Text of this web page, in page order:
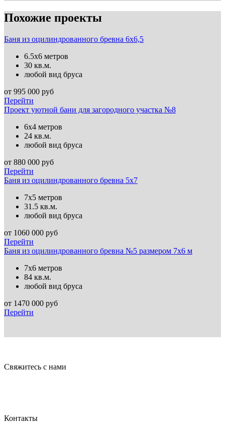
Похожие проекты
Баня из оцилиндрованного бревна 6х6,5
6.5х6 метров
30 кв.м.
любой вид бруса
от 995 000 руб
Перейти
Проект уютной бани для загородного участка №8
6х4 метров
24 кв.м.
любой вид бруса
от 880 000 руб
Перейти
Баня из оцилиндрованного бревна 5х7
7х5 метров
31.5 кв.м.
любой вид бруса
от 1060 000 руб
Перейти
Баня из оцилиндрованного бревна №5 размером 7х6 м
7х6 метров
84 кв.м.
любой вид бруса
от 1470 000 руб
Перейти
Свяжитесь с нами
Контакты